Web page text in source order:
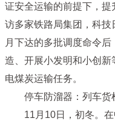
证安全运输的前提下，
访多家铁路局集团，科
月下达的多批调度命令
造、开展小发明和小创
电煤炭运输任务。
停车防溜器：列车货
11月10日，初冬。